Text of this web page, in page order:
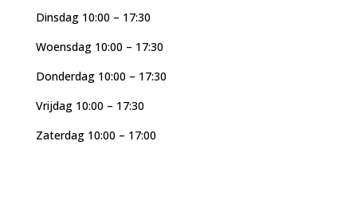
Dinsdag 10:00 – 17:30
Woensdag 10:00 – 17:30
Donderdag 10:00 – 17:30
Vrijdag 10:00 – 17:30
Zaterdag 10:00 – 17:00